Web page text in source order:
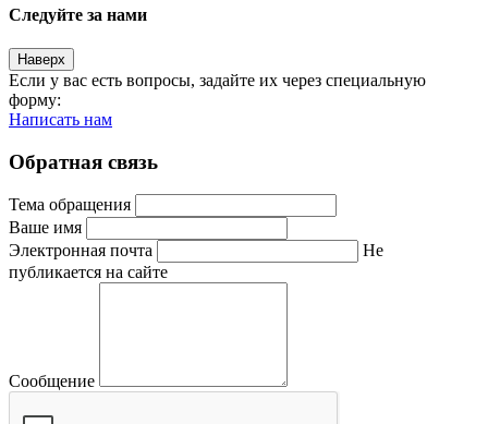
Следуйте за нами
Наверх
Если у вас есть вопросы, задайте их через специальную
форму:
Написать нам
Обратная связь
Тема обращения
Ваше имя
Электронная почта
Не
публикается на сайте
Сообщение